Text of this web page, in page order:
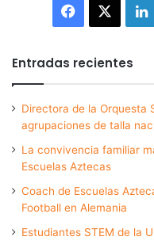
Facebook
Entradas recientes
Directora de la Orquesta
agrupaciones de talla
La convivencia familiar
Escuelas Aztecas
Coach de Escuelas
Football en Alemania
Estudiantes STEM de la